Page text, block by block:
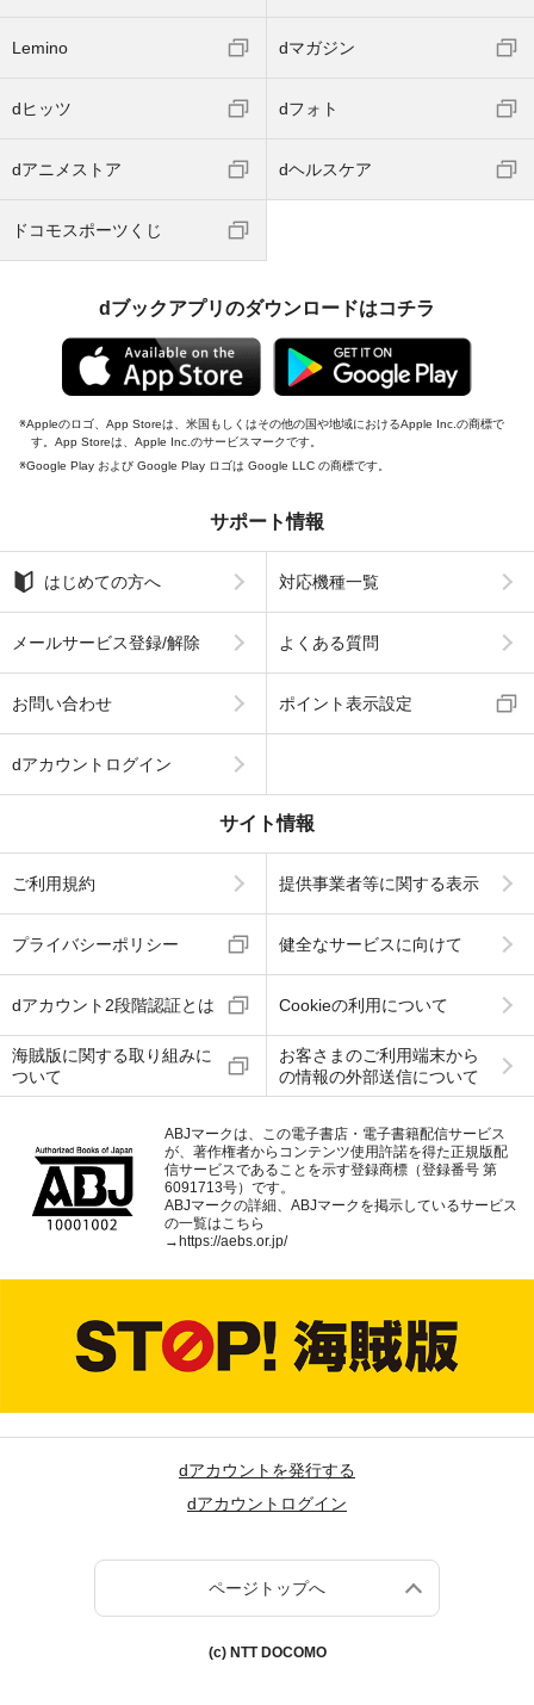
Lemino dマガジン
dヒッツ dフォト
dアニメストア dヘルスケア
ドコモスポーツくじ
dブックアプリのダウンロードはコチラ
Appleのロゴ、App Storeは、米国もしくはその他の国や地域におけるApple Inc.の商標で
す。App Storeは、Apple Inc.のサービスマークです。
Google Play および Google Play ロゴは Google LLC の商標です。
サポート情報
はじめての方へ 対応機種一覧
メールサービス登録/解除 よくある質問
お問い合わせ ポイント表示設定
dアカウントログイン
サイト情報
ご利用規約 提供事業者等に関する表示
プライバシーポリシー 健全なサービスに向けて
dアカウント2段階認証とは Cookieの利用について
海賊版に関する取り組みに
ついて
お客さまのご利用端末から
の情報の外部送信について
ABJマークは、この電子書店・電子書籍配信サービス
が、著作権者からコンテンツ使用許諾を得た正規版配
信サービスであることを示す登録商標（登録番号 第
6091713号）です。
ABJマークの詳細、ABJマークを掲示しているサービス
の一覧はこちら
→ https://aebs.or.jp/
dアカウントを発行する
dアカウントログイン
ページトップへ
(c) NTT DOCOMO